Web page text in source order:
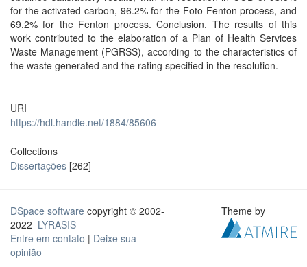
for the activated carbon, 96.2% for the Foto-Fenton process, and
69.2% for the Fenton process. Conclusion. The results of this
work contributed to the elaboration of a Plan of Health Services
Waste Management (PGRSS), according to the characteristics of
the waste generated and the rating specified in the resolution.
URI
https://hdl.handle.net/1884/85606
Collections
Dissertações [262]
DSpace software copyright © 2002-
2022 LYRASIS
Entre em contato | Deixe sua
opinião
Theme by